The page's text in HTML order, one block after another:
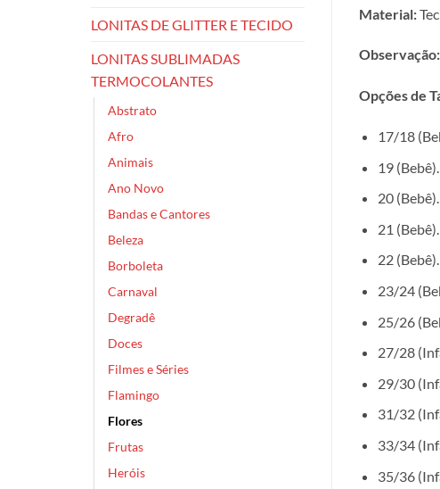
LONITAS DE GLITTER E TECIDO
LONITAS SUBLIMADAS
TERMOCOLANTES
Abstrato
Afro
Animais
Ano Novo
Bandas e Cantores
Beleza
Borboleta
Carnaval
Degradê
Doces
Filmes e Séries
Flamingo
Flores
Frutas
Heróis
Material:
Observação:
Opções de
17/18
19 (Bebê).
20 (Bebê).
21 (Bebê).
22 (Bebê).
23/24
25/26
27/28
29/30
31/32
33/34
35/36